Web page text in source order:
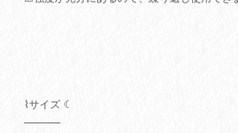
⌇サイズ ☾
─────